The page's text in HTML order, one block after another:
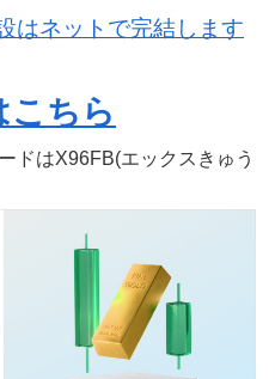
はネットで完結します
こちら
ドはX96FB(エックスきゅう